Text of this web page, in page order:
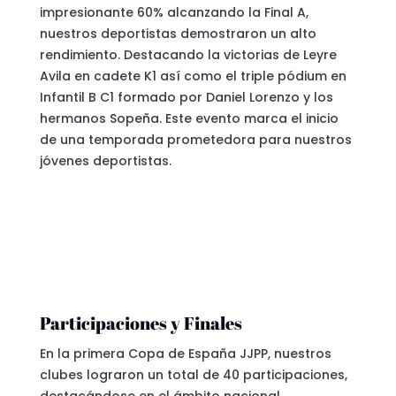
impresionante 60% alcanzando la Final A,
nuestros deportistas demostraron un alto
rendimiento. Destacando la victorias de Leyre
Avila en cadete K1 así como el triple pódium en
Infantil B C1 formado por Daniel Lorenzo y los
hermanos Sopeña. Este evento marca el inicio
de una temporada prometedora para nuestros
jóvenes deportistas.
Participaciones y Finales
En la primera Copa de España JJPP, nuestros
clubes lograron un total de 40 participaciones,